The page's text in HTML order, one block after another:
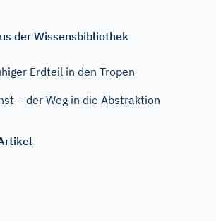
der Wissensbibliothek
Erdteil in den Tropen
– der Weg in die Abstraktion